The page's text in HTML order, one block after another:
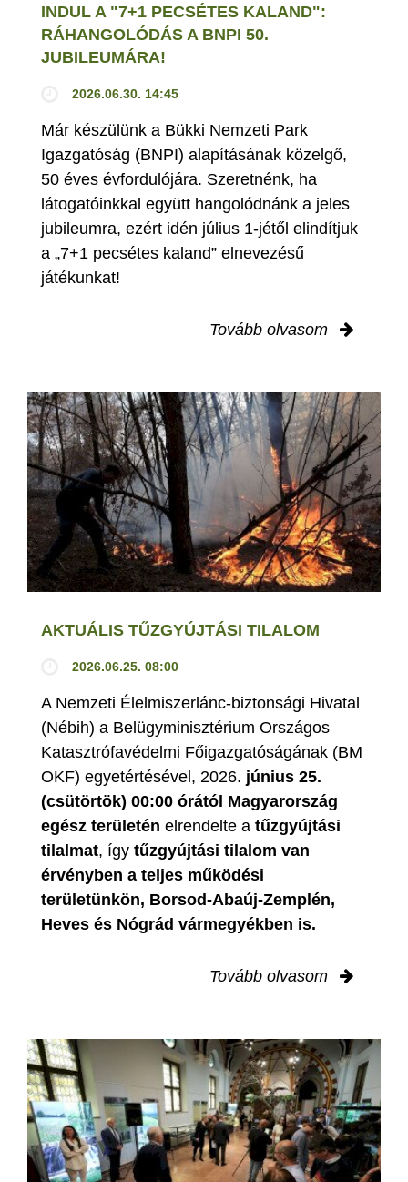
INDUL A "7+1 PECSÉTES KALAND":
RÁHANGOLÓDÁS A BNPI 50.
JUBILEUMÁRA!
2026.06.30. 14:45
Már készülünk a Bükki Nemzeti Park
Igazgatóság (BNPI) alapításának közelgő,
50 éves évfordulójára. Szeretnénk, ha
látogatóinkkal együtt hangolódnánk a jeles
jubileumra, ezért idén július 1-jétől elindítjuk
a „7+1 pecsétes kaland” elnevezésű
játékunkat!
Tovább olvasom
AKTUÁLIS TŰZGYÚJTÁSI TILALOM
2026.06.25. 08:00
A Nemzeti Élelmiszerlánc-biztonsági Hivatal
(Nébih) a Belügyminisztérium Országos
Katasztrófavédelmi Főigazgatóságának (BM
OKF) egyetértésével, 2026. június 25.
(csütörtök) 00:00 órától Magyarország
egész területén elrendelte a tűzgyújtási
tilalmat, így tűzgyújtási tilalom van
érvényben a teljes működési
területünkön, Borsod-Abaúj-Zemplén,
Heves és Nógrád vármegyékben is.
Tovább olvasom